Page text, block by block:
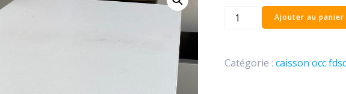
Ajouter au panier
Catégorie : caisson occ